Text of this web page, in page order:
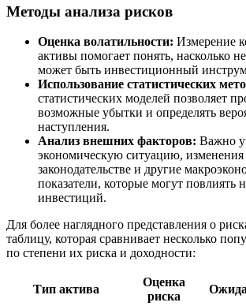
Методы анализа рисков
Оценка волатильности: Измерение
активы помогает понять, насколько
может быть инвестиционный
Использование статистических
статистических моделей позволяет
возможные убытки и определять
наступления.
Анализ внешних факторов: Важно
экономическую ситуацию, изменения
законодательстве и другие
показатели, которые могут повлиять
инвестиций.
Для более наглядного представления о
таблицу, которая сравнивает несколько
по степени их риска и доходности:
Тип актива
Оценка
риска